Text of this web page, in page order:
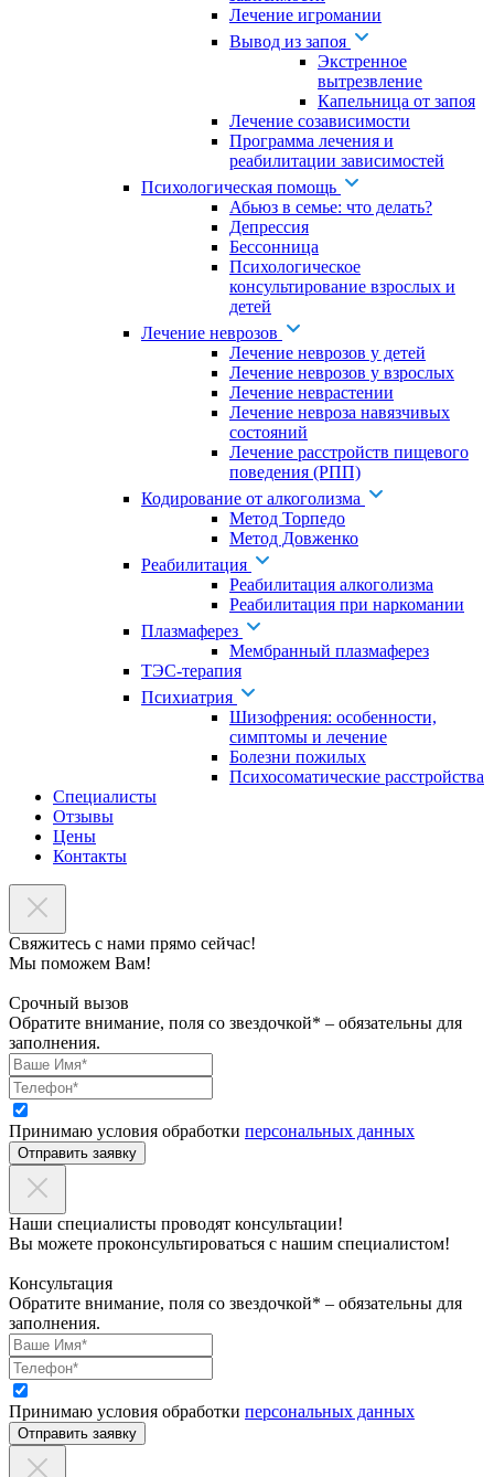
Лечение игромании
Вывод из запоя
Экстренное
вытрезвление
Капельница от запоя
Лечение созависимости
Программа лечения и
реабилитации зависимостей
Психологическая помощь
Абьюз в семье: что делать?
Депрессия
Бессонница
Психологическое
консультирование взрослых и
детей
Лечение неврозов
Лечение неврозов у детей
Лечение неврозов у взрослых
Лечение неврастении
Лечение невроза навязчивых
состояний
Лечение расстройств пищевого
поведения (РПП)
Кодирование от алкоголизма
Метод Торпедо
Метод Довженко
Реабилитация
Реабилитация алкоголизма
Реабилитация при наркомании
Плазмаферез
Мембранный плазмаферез
ТЭС-терапия
Психиатрия
Шизофрения: особенности,
симптомы и лечение
Болезни пожилых
Психосоматические расстройства
Специалисты
Отзывы
Цены
Контакты
Свяжитесь с нами прямо сейчас!
Мы поможем Вам!
Срочный вызов
Обратите внимание, поля со звездочкой* – обязательны для
заполнения.
Принимаю условия обработки персональных данных
Отправить заявку
Наши специалисты проводят консультации!
Вы можете проконсультироваться с нашим специалистом!
Консультация
Обратите внимание, поля со звездочкой* – обязательны для
заполнения.
Принимаю условия обработки персональных данных
Отправить заявку